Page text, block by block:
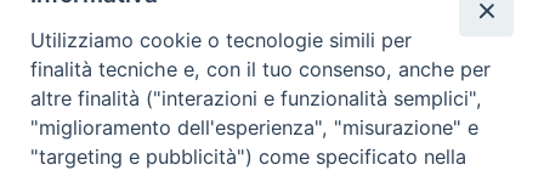
Valutazione
Complesso, Problematico
Tematica: Amore-Sentimenti, Carcere...
Utilizziamo cookie o tecnologie simili per
finalità tecniche e, con il tuo consenso, anche per
altre finalità ("interazioni e funzionalità semplici",
"miglioramento dell'esperienza", "misurazione" e
"targeting e pubblicità") come specificato nella